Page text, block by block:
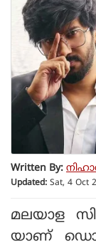
Written By:
Updated: Sat, 4 Oct
മലയാള
യാണ്